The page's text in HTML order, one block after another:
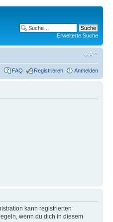
Erweiterte Suche
FAQ Registrieren Anmelden
kann registrierten
wenn du dich in diesem